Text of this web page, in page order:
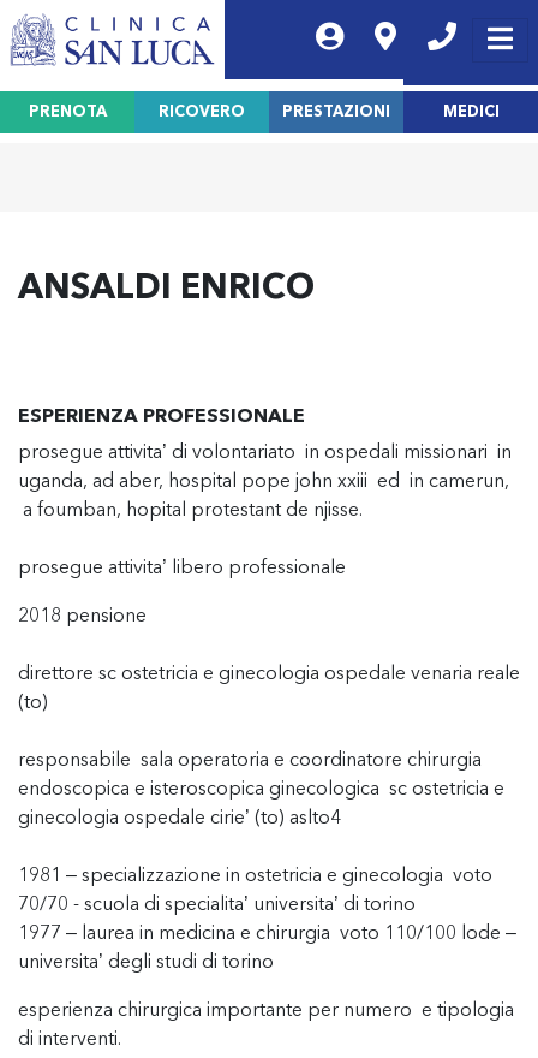
PRENOTA RICOVERO PRESTAZIONI MEDICI
ANSALDI ENRICO
ESPERIENZA PROFESSIONALE
prosegue attivita’ di volontariato in ospedali missionari in
uganda, ad aber, hospital pope john xxiii ed in camerun,
a foumban, hopital protestant de njisse.
prosegue attivita’ libero professionale
2018 pensione
direttore sc ostetricia e ginecologia ospedale venaria reale
(to)
responsabile sala operatoria e coordinatore chirurgia
endoscopica e isteroscopica ginecologica sc ostetricia e
ginecologia ospedale cirie’ (to) aslto4
1981 – specializzazione in ostetricia e ginecologia voto
70/70 - scuola di specialita’ universita’ di torino
1977 – laurea in medicina e chirurgia voto 110/100 lode –
universita’ degli studi di torino
esperienza chirurgica importante per numero e tipologia
di interventi.